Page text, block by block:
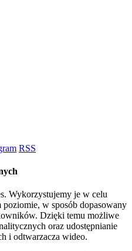
RSS
Wykorzystujemy je w celu
poziomie, w sposób dopasowany
Dzięki temu możliwe
oraz udostępnianie
i odtwarzacza wideo.